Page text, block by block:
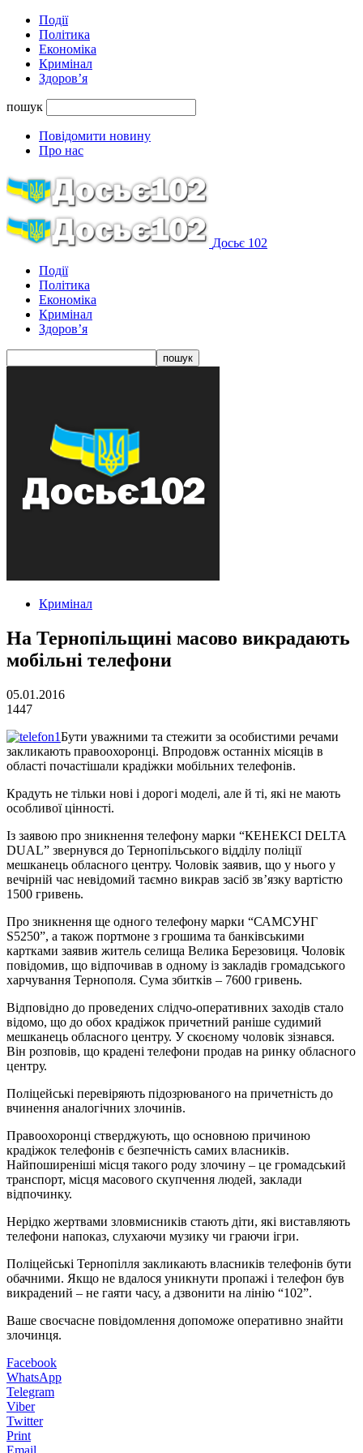
Події
Політика
Економіка
Кримінал
Здоров’я
пошук
Повідомити новину
Про нас
Досьє 102
Події
Політика
Економіка
Кримінал
Здоров’я
Кримінал
На Тернопільщині масово викрадають
мобільні телефони
05.01.2016
1447
Бути уважними та стежити за особистими речами
закликають правоохоронці. Впродовж останніх місяців в
області почастішали крадіжки мобільних телефонів.
Крадуть не тільки нові і дорогі моделі, але й ті, які не мають
особливої цінності.
Із заявою про зникнення телефону марки “КЕНЕКСІ DELTA
DUAL” звернувся до Тернопільського відділу поліції
мешканець обласного центру. Чоловік заявив, що у нього у
вечірній час невідомий таємно викрав засіб зв’язку вартістю
1500 гривень.
Про зникнення ще одного телефону марки “САМСУНГ
S5250”, а також портмоне з грошима та банківськими
картками заявив житель селища Велика Березовиця. Чоловік
повідомив, що відпочивав в одному із закладів громадського
харчування Тернополя. Сума збитків – 7600 гривень.
Відповідно до проведених слідчо-оперативних заходів стало
відомо, що до обох крадіжок причетний раніше судимий
мешканець обласного центру. У скоєному чоловік зізнався.
Він розповів, що крадені телефони продав на ринку обласного
центру.
Поліцейські перевіряють підозрюваного на причетність до
вчинення аналогічних злочинів.
Правоохоронці стверджують, що основною причиною
крадіжок телефонів є безпечність самих власників.
Найпоширеніші місця такого роду злочину – це громадський
транспорт, місця масового скупчення людей, заклади
відпочинку.
Нерідко жертвами зловмисників стають діти, які виставляють
телефони напоказ, слухаючи музику чи граючи ігри.
Поліцейські Тернопілля закликають власників телефонів бути
обачними. Якщо не вдалося уникнути пропажі і телефон був
викрадений – не гаяти часу, а дзвонити на лінію “102”.
Ваше своєчасне повідомлення допоможе оперативно знайти
злочинця.
Facebook
WhatsApp
Telegram
Viber
Twitter
Print
Email